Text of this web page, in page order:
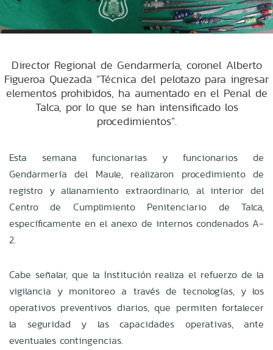
Director Regional de Gendarmería, coronel Alberto
Figueroa Quezada “Técnica del pelotazo para ingresar
elementos prohibidos, ha aumentado en el Penal de
Talca, por lo que se han intensificado los
procedimientos”.
Esta semana funcionarias y funcionarios de
Gendarmería del Maule, realizaron procedimiento de
registro y allanamiento extraordinario, al interior del
Centro de Cumplimiento Penitenciario de Talca,
específicamente en el anexo de internos condenados A-
2.
Cabe señalar, que la Institución realiza el refuerzo de la
vigilancia y monitoreo a través de tecnologías, y los
operativos preventivos diarios, que permiten fortalecer
la seguridad y las capacidades operativas, ante
eventuales contingencias.